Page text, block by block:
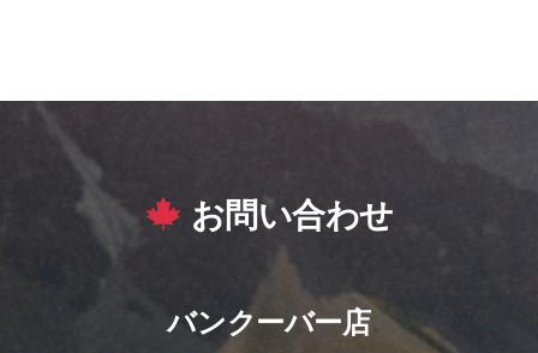
お問い合わせ
バンクーバー店